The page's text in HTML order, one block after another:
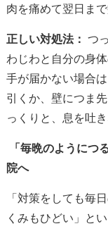
肉を痛めて翌日ま
正しい対処法： つ
わじわと自分の身
手が届かない場合
引くか、壁につま
っくりと、息を吐
「毎晩のようにつ
院へ
「対策をしても毎
くみもひどい」と